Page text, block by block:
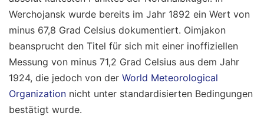
Werchojansk wurde bereits im Jahr 1892 ein Wert von
minus 67,8 Grad Celsius dokumentiert. Oimjakon
beansprucht den Titel für sich mit einer inoffiziellen
Messung von minus 71,2 Grad Celsius aus dem Jahr
1924, die jedoch von der World Meteorological
Organization nicht unter standardisierten Bedingungen
bestätigt wurde.